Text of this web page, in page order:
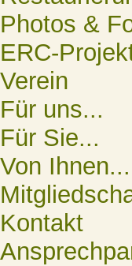
Photos &
ERC-
Verein
Für uns...
Für Sie...
Von Ihnen...
Kontakt